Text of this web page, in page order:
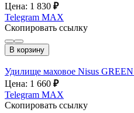
Цена: 1 830 ₽
Telegram MAX
Скопировать ссылку
В корзину
Удилище маховое Nisus
Цена: 1 660 ₽
Telegram MAX
Скопировать ссылку